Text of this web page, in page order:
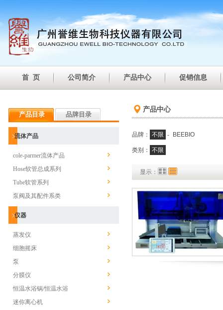
首 页 公司简介 产品中心 促销信息
产品目录 品牌目录
流体产品
cole-parmer流体产品
Hose软管总成系列
Tube软管系列
泵阀及其配件系类
仪器
蒸发仪
细胞摇床
泵
分膜仪
恒温水浴锅/恒温水浴
迷你离心机
产品中心
品牌： 不限 - BEEBIO
类别： 不限
显示：